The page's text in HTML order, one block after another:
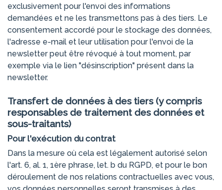
exclusivement pour l'envoi des informations
demandées et ne les transmettons pas à des tiers. Le
consentement accordé pour le stockage des données,
l'adresse e-mail et leur utilisation pour l'envoi de la
newsletter peut être révoqué à tout moment, par
exemple via le lien "désinscription" présent dans la
newsletter.
Transfert de données à des tiers (y compris
responsables de traitement des données et
sous-traitants)
Pour l'exécution du contrat
Dans la mesure où cela est légalement autorisé selon
l'art. 6, al. 1, 1ère phrase, let. b du RGPD, et pour le bon
déroulement de nos relations contractuelles avec vous,